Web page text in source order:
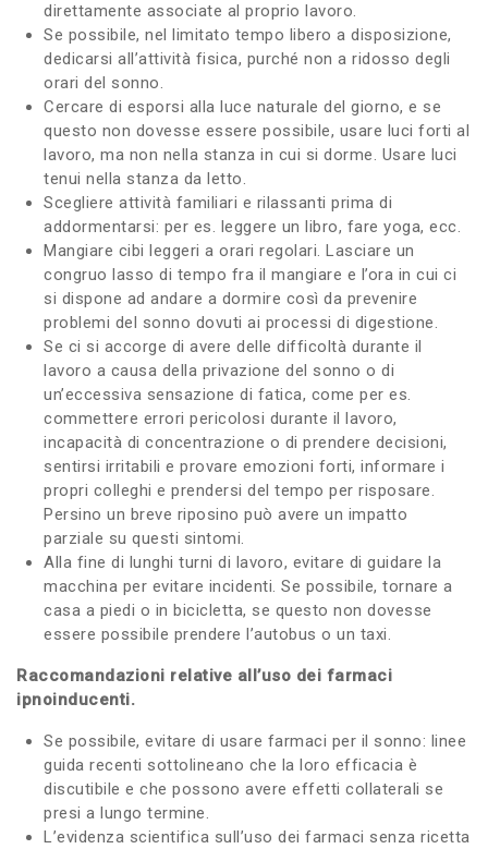
direttamente associate al proprio lavoro.
Se possibile, nel limitato tempo libero a disposizione,
dedicarsi all’attività fisica, purché non a ridosso degli
orari del sonno.
Cercare di esporsi alla luce naturale del giorno, e se
questo non dovesse essere possibile, usare luci forti al
lavoro, ma non nella stanza in cui si dorme. Usare luci
tenui nella stanza da letto.
Scegliere attività familiari e rilassanti prima di
addormentarsi: per es. leggere un libro, fare yoga, ecc.
Mangiare cibi leggeri a orari regolari. Lasciare un
congruo lasso di tempo fra il mangiare e l’ora in cui ci
si dispone ad andare a dormire così da prevenire
problemi del sonno dovuti ai processi di digestione.
Se ci si accorge di avere delle difficoltà durante il
lavoro a causa della privazione del sonno o di
un’eccessiva sensazione di fatica, come per es.
commettere errori pericolosi durante il lavoro,
incapacità di concentrazione o di prendere decisioni,
sentirsi irritabili e provare emozioni forti, informare i
propri colleghi e prendersi del tempo per risposare.
Persino un breve riposino può avere un impatto
parziale su questi sintomi.
Alla fine di lunghi turni di lavoro, evitare di guidare la
macchina per evitare incidenti. Se possibile, tornare a
casa a piedi o in bicicletta, se questo non dovesse
essere possibile prendere l’autobus o un taxi.
Raccomandazioni relative all’uso dei farmaci
ipnoinducenti.
Se possibile, evitare di usare farmaci per il sonno: linee
guida recenti sottolineano che la loro efficacia è
discutibile e che possono avere effetti collaterali se
presi a lungo termine.
L’evidenza scientifica sull’uso dei farmaci senza ricetta